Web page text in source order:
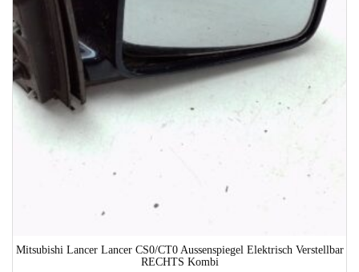
Mitsubishi Lancer Lancer CS0/CT0 Aussenspiegel Elektrisch Verstellbar
RECHTS Kombi
1-3 Werktage